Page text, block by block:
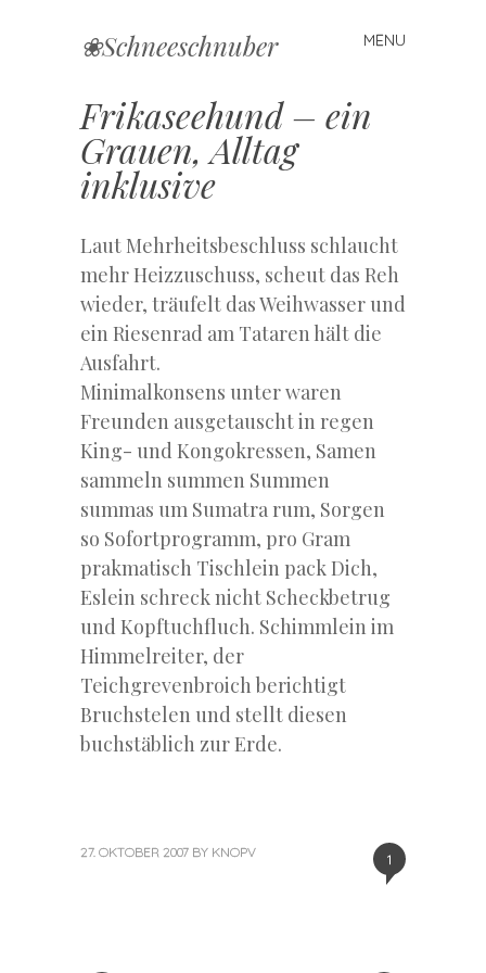
❀Schneeschnuber MENU
Skip
content
Frikaseehund – ein
Grauen, Alltag
inklusive
Laut Mehrheitsbeschluss schlaucht
mehr Heizzuschuss, scheut das Reh
wieder, träufelt das Weihwasser und
ein Riesenrad am Tataren hält die
Ausfahrt.
Minimalkonsens unter waren
Freunden ausgetauscht in regen
King- und Kongokressen, Samen
sammeln summen Summen
summas um Sumatra rum, Sorgen
so Sofortprogramm, pro Gram
prakmatisch Tischlein pack Dich,
Eslein schreck nicht Scheckbetrug
und Kopftuchfluch. Schimmlein im
Himmelreiter, der
Teichgrevenbroich berichtigt
Bruchstelen und stellt diesen
buchstäblich zur Erde.
1
27. OKTOBER 2007 BY KNOPV